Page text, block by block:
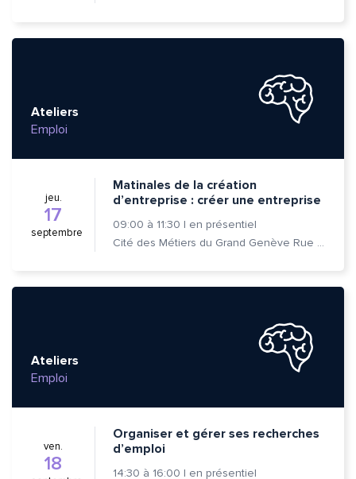
Ateliers
Emploi
jeu.
17
septembre
Matinales de la création
d’entreprise : créer une entreprise
09:00 à 11:30 | en présentiel
Cité des Métiers du Grand Genève Rue Prévost-Martin 6 1205 Genève
Ateliers
Emploi
ven.
18
Organiser et gérer ses recherches
d’emploi
14:30 à 16:00 | en présentiel